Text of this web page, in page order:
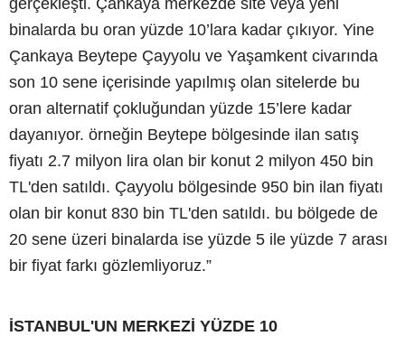
binalarda bu oran yüzde 10’lara kadar çıkıyor. Yine
Çankaya Beytepe Çayyolu ve Yaşamkent civarında
son 10 sene içerisinde yapılmış olan sitelerde bu
oran alternatif çokluğundan yüzde 15’lere kadar
dayanıyor. örneğin Beytepe bölgesinde ilan satış
fiyatı 2.7 milyon lira olan bir konut 2 milyon 450 bin
TL'den satıldı. Çayyolu bölgesinde 950 bin ilan fiyatı
olan bir konut 830 bin TL'den satıldı. bu bölgede de
20 sene üzeri binalarda ise yüzde 5 ile yüzde 7 arası
bir fiyat farkı gözlemliyoruz.”
İSTANBUL'UN MERKEZİ YÜZDE 10